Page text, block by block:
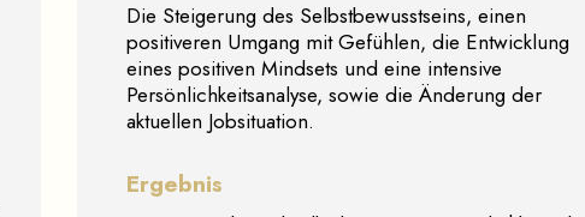
Die Steigerung des Selbstbewusstseins, einen
positiveren Umgang mit Gefühlen, die Entwicklung
eines positiven Mindsets und eine intensive
Persönlichkeitsanalyse, sowie die Änderung der
aktuellen Jobsituation.
Ergebnis